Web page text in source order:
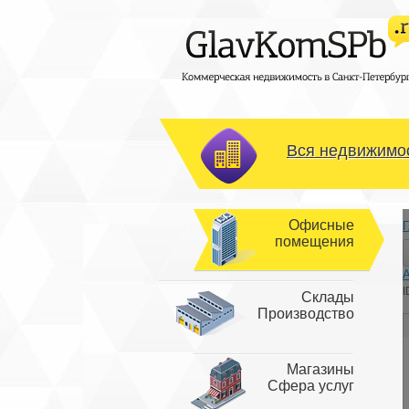
Вся
Офисные
помещения
Склады
Производство
Магазины
Сфера услуг